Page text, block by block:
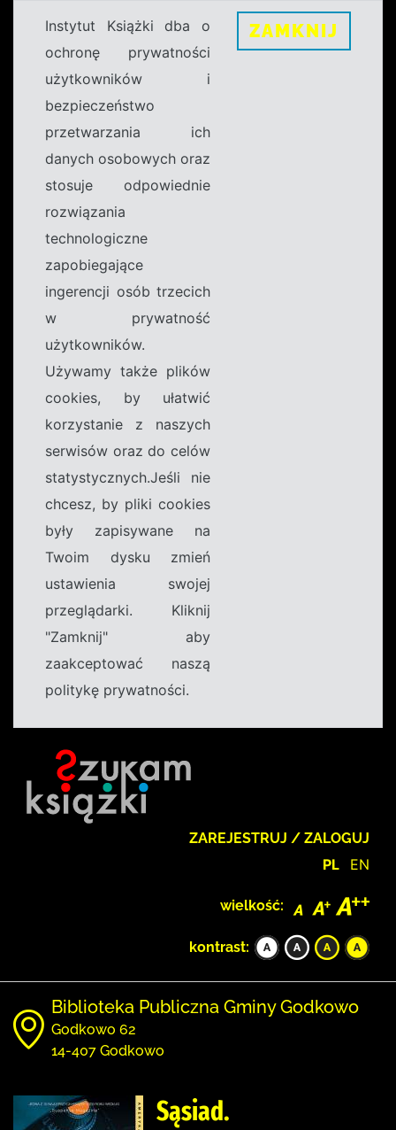
Instytut Książki dba o
ochronę prywatności
użytkowników i
bezpieczeństwo
przetwarzania ich
danych osobowych oraz
stosuje odpowiednie
rozwiązania
technologiczne
zapobiegające
ingerencji osób trzecich
w prywatność
użytkowników.
Używamy także plików
cookies, by ułatwić
korzystanie z naszych
serwisów oraz do celów
statystycznych.Jeśli nie
chcesz, by pliki cookies
były zapisywane na
Twoim dysku zmień
ustawienia swojej
przeglądarki. Kliknij
"Zamknij" aby
zaakceptować naszą
politykę prywatności.
ZAMKNIJ
ZAREJESTRUJ / ZALOGUJ
PL EN
wielkość:
kontrast:
Biblioteka Publiczna Gminy Godkowo
Godkowo 62
14-407 Godkowo
Sąsiad.